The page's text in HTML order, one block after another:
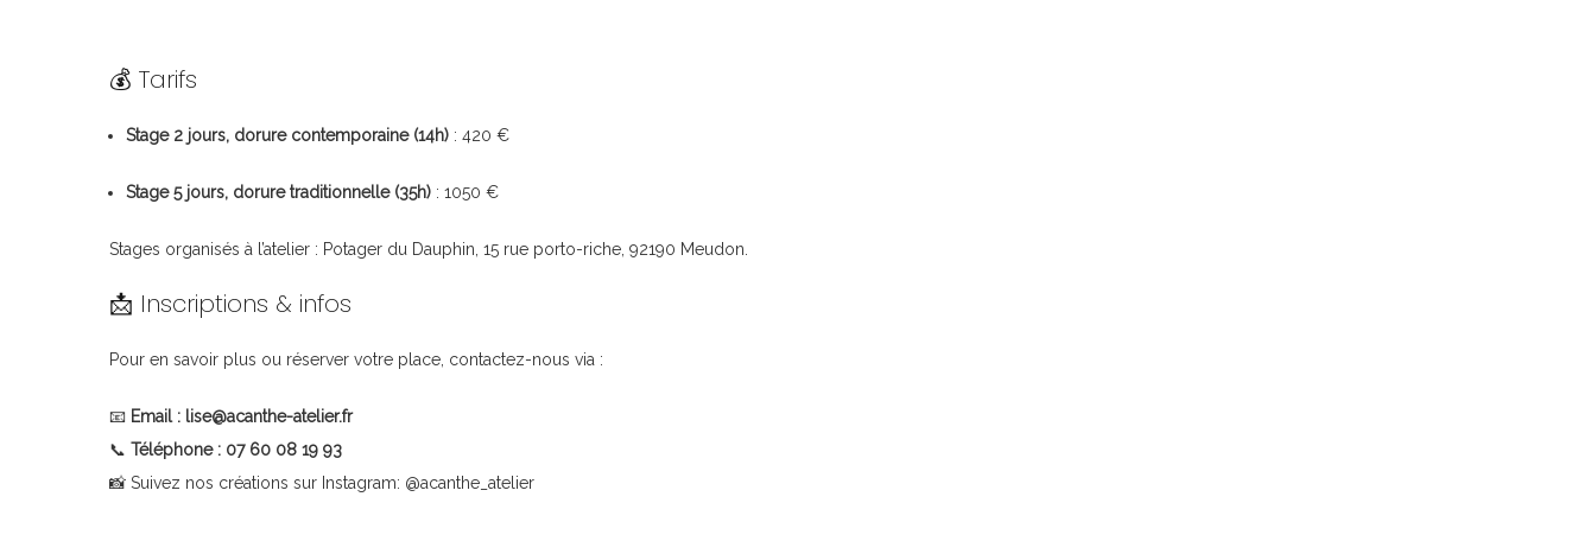
💰 Tarifs
Stage 2 jours, dorure contemporaine (14h) : 420 €
Stage 5 jours, dorure traditionnelle (35h) : 1050 €
Stages organisés à l’atelier : Potager du Dauphin, 15 rue porto-riche, 92190 Meudon.
📩 Inscriptions & infos
Pour en savoir plus ou réserver votre place, contactez-nous via :
📧 Email : lise@acanthe-atelier.fr
📞 Téléphone : 07 60 08 19 93
📸 Suivez nos créations sur Instagram: @acanthe_atelier
🌟 Stage De Dorure Traditionnelle – Découverte & Création